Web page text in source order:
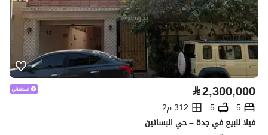
⃁2,300,000
5
5
312 م2
فيلا للبيع في جدة – حي البساتين